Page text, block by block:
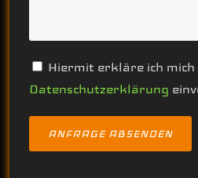
Hiermit erkläre ich
Datenschutzerklärung